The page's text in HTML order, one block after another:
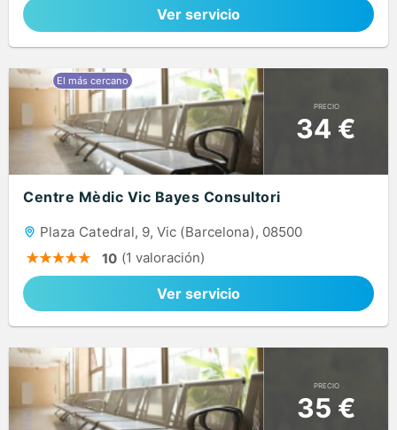
Ver servicio
PRECIO
34 €
Centre Mèdic Vic Bayes Consultori
Plaza Catedral, 9, Vic (Barcelona), 08500
10 (1 valoración)
Ver servicio
PRECIO
35 €